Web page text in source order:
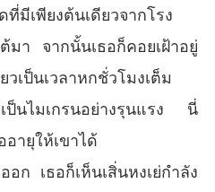
รแพทย์รุ่นก่อน!
ลสูงสุดของตระกูลเก่าแก่ในยุโ
มีกลับอยู่กับหญิงในใจของเขา
มนัดเพียงลำพัง
มีเพียงต้นเดียวจากโรง
มา จากนั้นเธอก็คอยเฝ้าอยู่
เป็นเวลาหกชั่วโมงเต็ม
เป็นไมเกรนอย่างรุนแรง นี่
ายุให้เขาได้
ก เธอก็เห็นเสิ่นหงเย่กำลัง